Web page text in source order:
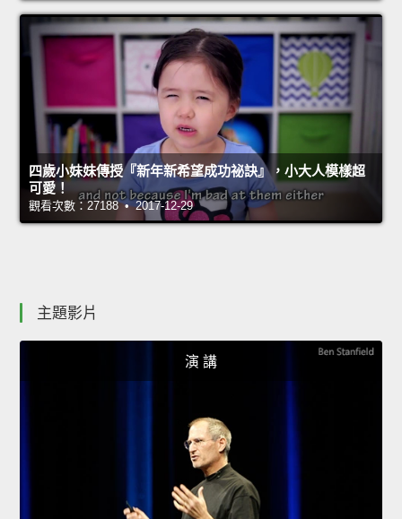
四歲小妹妹傳授『新年新希望成功祕訣』，小大人模樣超
可愛！
觀看次數：27188 • 2017-12-29
主題影片
演 講